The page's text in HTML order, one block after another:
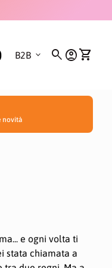
B2B expand_more search Conto
account_circleshopping_cart
novità
e ogni volta ti
stata chiamata a